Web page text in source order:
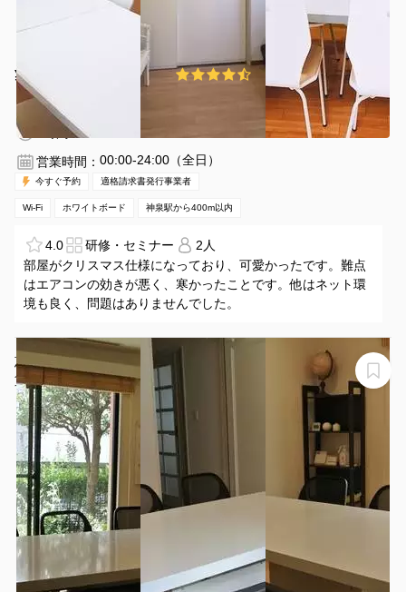
¥1210 〜 ¥2200 /時間 4.6
(5件)
神泉駅 徒歩4分
東京都渋谷区道玄坂1-17-9
1〜12名
1時間〜
営業時間： 00:00-24:00（全日）
今すぐ予約 適格請求書発行事業者
Wi-Fi ホワイトボード 神泉駅から400m以内
4.0 研修・セミナー
2人
部屋がクリスマス仕様になっており、可愛かったです。難点
はエアコンの効きが悪く、寒かったことです。他はネット環
境も良く、問題はありませんでした。
恵比寿・代官山 個室型 貸会議室 メタパーク
貸会議室 メタパーク